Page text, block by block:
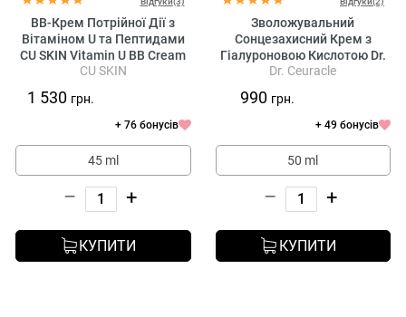
BB-Крем Потрійної Дії з
Вітаміном U та Пептидами
CU SKIN Vitamin U BB Cream
SPF 28 Pa++
CU SKIN
1 530 грн.
+ 76 бонусів
45 ml
– +
КУПИТИ
Зволожувальний
Сонцезахисний Крем з
Гіалуроновою Кислотою Dr.
Ceuracle Hyal Reyouth Moist
Dr. Ceuracle
990 грн.
+ 49 бонусів
50 ml
– +
КУПИТИ